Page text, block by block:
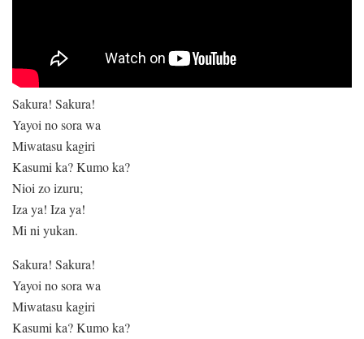
Sakura! Sakura!
Yayoi no sora wa
Miwatasu kagiri
Kasumi ka? Kumo ka?
Nioi zo izuru;
Iza ya! Iza ya!
Mi ni yukan.
Sakura! Sakura!
Yayoi no sora wa
Miwatasu kagiri
Kasumi ka? Kumo ka?